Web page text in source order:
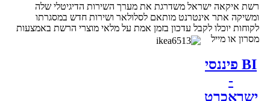
רשת איקאה ישראל משדרגת את מערך השירות הדיגיטלי שלה
ומשיקה אתר אינטרנט מותאם לסלולאר ושירות חדש במסגרתו
לקוחות יוכלו לקבל עדכון בזמן אמת על מלאי מוצרי הרשת באמצעות
מסרון או מייל
BI פיננסי
-
ישראכרט